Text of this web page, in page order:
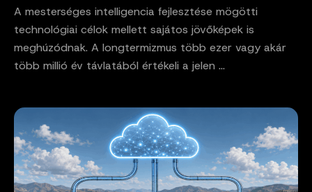
A mesterséges intelligencia fejlesztése mögötti
technológiai célok mellett sajátos jövőképek is
meghúzódnak. A longtermizmus több ezer vagy akár
több millió év távlatából értékeli a jelen ...